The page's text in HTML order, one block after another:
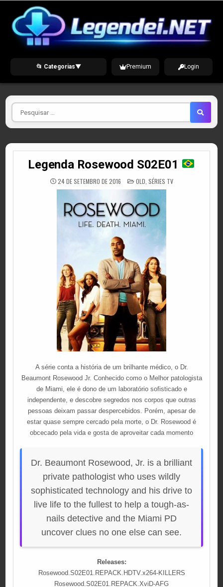
content
📂 Categorias▼ Premium Login
Pesquisar
por
Legenda Rosewood S02E01
24 DE SETEMBRO DE 2016 POSTED
IN
OLD SÉRIES TV
A série conta a história de um brilhante médico, o Dr.
Beaumont Rosewood Jr. Conhecido como o Melhor patologista
de Miami, ele é dono de um laboratório sofisticado e
independente, e descobre segredos nos corpos que outras
pessoas deixam passar despercebidos. Porém, apesar de
estar quase sempre cercado pela morte, o Dr. Rosewood é
obcecado pela vida e gosta de aproveitar cada momento
Dr. Beaumont Rosewood, Jr. is a brilliant
private pathologist who uses wildly
sophisticated technology and his drive to
live life to the fullest to help a tough-as-
nails detective and the Miami PD
uncover clues no one else can see.
Releases:
Rosewood.S02E01.REPACK.HDTV.x264-KILLERS
Rosewood.S02E01.REPACK.XviD-AFG